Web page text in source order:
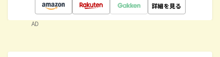
詳細を見る
AD